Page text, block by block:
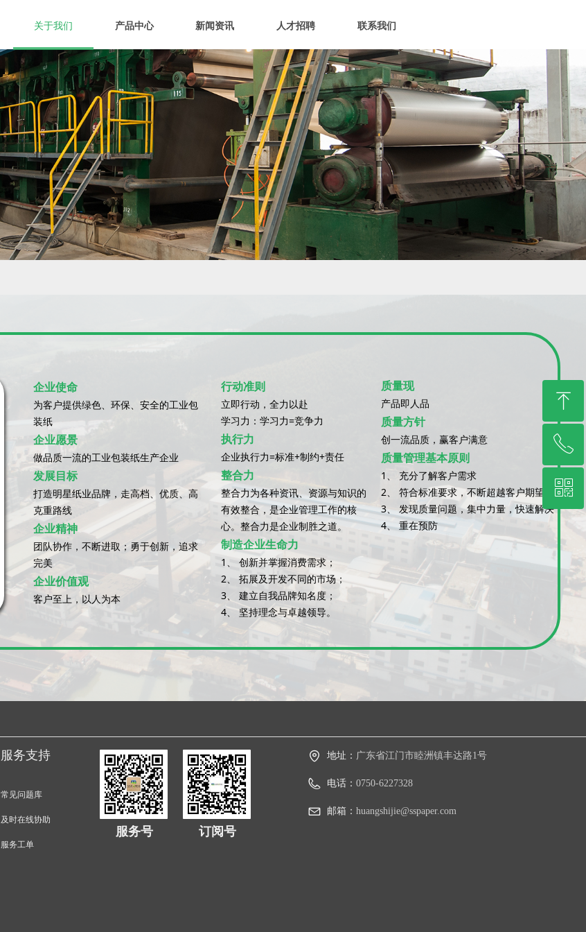
关于我们 产品中心 新闻资讯 人才招聘 联系我们
企业使命
为客户提供绿色、环保、安全的工业包
装纸
企业愿景
做品质一流的工业包装纸生产企业
发展目标
打造明星纸业品牌，走高档、优质、高
克重路线
企业精神
团队协作，不断进取；勇于创新，追求
完美
企业价值观
客户至上，以人为本
质量现
产品即人品
质量方针
创一流品质，赢客户满意
质量管理基本原则
1、 充分了解客户需求
2、 符合标准要求，不断超越客户期望
3、 发现质量问题，集中力量，快速解决
4、 重在预防
行动准则
立即行动，全力以赴
学习力：学习力=竞争力
执行力
企业执行力=标准+制约+责任
整合力
整合力为各种资讯、资源与知识的
有效整合，是企业管理工作的核
心。整合力是企业制胜之道。
制造企业生命力
1、 创新并掌握消费需求；
2、 拓展及开发不同的市场；
3、 建立自我品牌知名度；
4、 坚持理念与卓越领导。
服务号 订阅号
服务支持
常见问题库
及时在线协助
服务工单
地址： 广东省江门市睦洲镇丰达路1号
电话： 0750-6227328
邮箱： huangshijie@sspaper.com
ꁸ
回到顶部
ꂅ
0750-6539808
ꀥ